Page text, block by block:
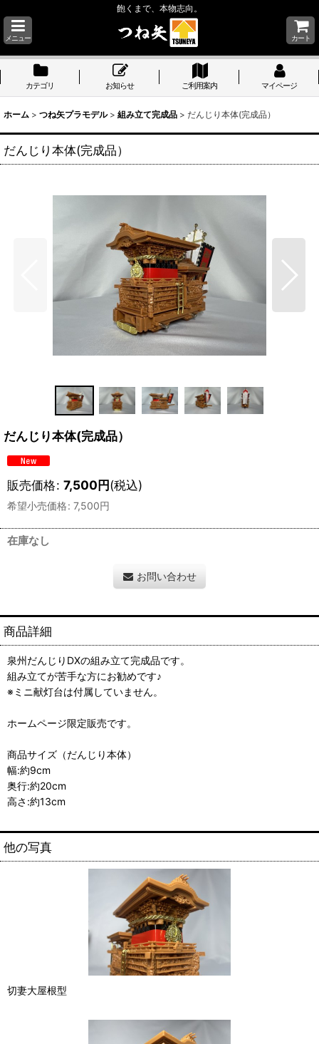
飽くまで、本物志向。
メニュー カート
カテゴリ お知らせ ご利用案内 マイページ
ホーム > つね矢プラモデル > 組み立て完成品 > だんじり本体(完成品）
だんじり本体(完成品）
だんじり本体(完成品）
販売価格: 7,500円(税込)
希望小売価格: 7,500円
在庫なし
お問い合わせ
商品詳細
泉州だんじりDXの組み立て完成品です。
組み立てが苦手な方にお勧めです♪
※ミニ献灯台は付属していません。
ホームページ限定販売です。
商品サイズ（だんじり本体）
幅:約9cm
奥行:約20cm
高さ:約13cm
他の写真
切妻大屋根型